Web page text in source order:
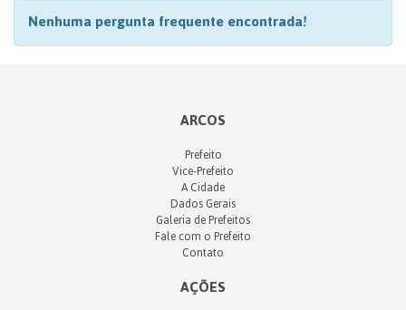
Nenhuma pergunta frequente encontrada!
ARCOS
Prefeito
Vice-Prefeito
A Cidade
Dados Gerais
Galeria de Prefeitos
Fale com o Prefeito
Contato
AÇÕES